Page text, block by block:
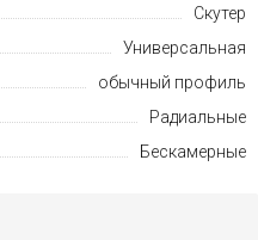
Скутер
Универсальная
обычный профиль
Радиальные
Бескамерные